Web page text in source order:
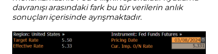
davranışı arasındaki fark bu tür verilerin anlık
sonuçları içerisinde ayrışmaktadır.